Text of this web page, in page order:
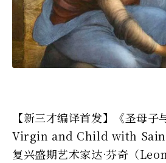
【新三才编译首发】《圣母
Virgin and Child with
复兴盛期艺术家达·芬奇（